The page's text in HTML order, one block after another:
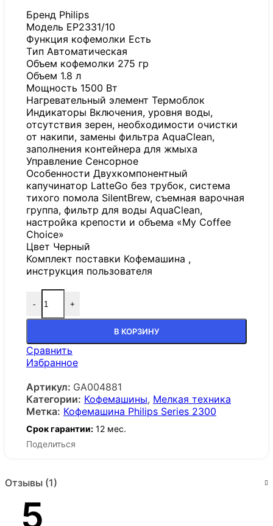
Бренд Philips
Модель EP2331/10
Функция кофемолки Есть
Tип Автоматическая
Объем кофемолки 275 гр
Объем 1.8 л
Мощность 1500 Вт
Нагревательный элемент Термоблок
Индикаторы Включения, уровня воды,
отсутствия зерен, необходимости очистки
от накипи, замены фильтра AquaClean,
заполнения контейнера для жмыха
Управление Сенсорное
Особенности Двухкомпонентный
капучинатор LatteGo без трубок, система
тихого помола SilentBrew, съемная варочная
группа, фильтр для воды AquaClean,
настройка крепости и объема «My Coffee
Choice»
Цвет Черный
Комплект поставки Кофемашина ,
инструкция пользователя
- +
В КОРЗИНУ
Сравнить
Избранное
Артикул: GA004881
Категории: Кофемашины, Мелкая техника
Метка: Кофемашина Philips Series 2300
Срок гарантии: 12 мес.
Поделиться
Отзывы (1)
5